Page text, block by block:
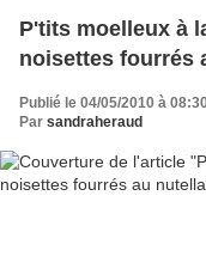
P'tits moelleux à
noisettes fourrés
Publié le 04/05/2010 à
Par sandraheraud